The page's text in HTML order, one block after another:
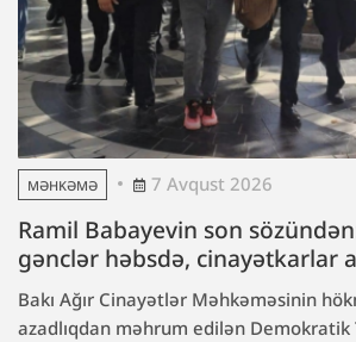
MƏHKƏMƏ 7 Avqust 2026
Ramil Babayevin son
gənclər həbsdə, cinayətkarlar
Bakı Ağır Cinayətlər Məhkəməsinin
azadlıqdan məhrum edilən Demokratik